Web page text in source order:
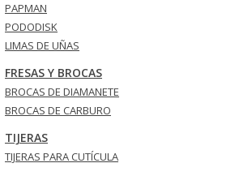
PAPMAN
PODODISK
LIMAS DE UÑAS
FRESAS Y BROCAS
BROCAS DE DIAMANETE
BROCAS DE CARBURO
TIJERAS
TIJERAS PARA CUTÍCULA